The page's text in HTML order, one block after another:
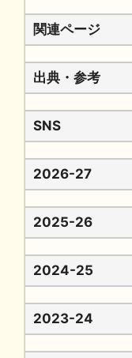
関連ページ
出典・参考
SNS
2026-27
2025-26
2024-25
2023-24